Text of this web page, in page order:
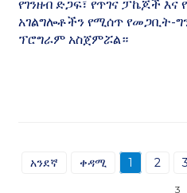
የገንዘብ ድጋፍ፣ የጥገና ፓኬጆች
አገልግሎቶችን የሚሰጥ የመጋቢት-
ፕሮግራም አስጀምሯል።
አንደኛ ቀዳሚ 1 2 3
3